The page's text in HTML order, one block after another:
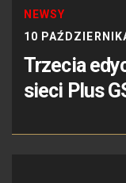
NEWSY
10
Trzecia
sieci Plus